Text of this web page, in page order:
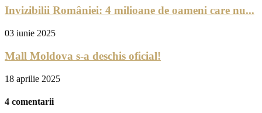
Invizibilii României: 4 milioane de oameni care nu...
03 iunie 2025
Mall Moldova s-a deschis oficial!
18 aprilie 2025
4 comentarii